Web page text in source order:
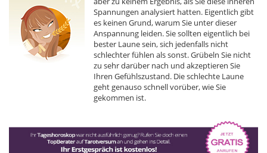
Spannungen analysiert hatten. Eigentlich gibt
es keinen Grund, warum Sie unter dieser
Anspannung leiden. Sie sollten eigentlich bei
bester Laune sein, sich jedenfalls nicht
schlechter fühlen als sonst. Grübeln Sie nicht
zu sehr darüber nach und akzeptieren Sie
Ihren Gefühlszustand. Die schlechte Laune
geht genauso schnell vorüber, wie Sie
gekommen ist.